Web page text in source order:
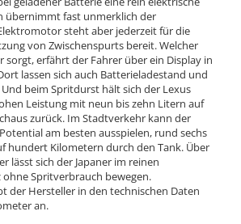
übernimmt fast unmerklich der
steht aber jederzeit für die
von Zwischenspurts bereit. Welcher
sorgt, erfährt der Fahrer über ein Display in
lassen sich auch Batterieladestand und
beim Spritdurst hält sich der Lexus
Leistung mit neun bis zehn Litern auf
zurück. Im Stadtverkehr kann der
am besten ausspielen, rund sechs
hundert Kilometern durch den Tank. Über
lässt sich der Japaner im reinen
Spritverbrauch bewegen.
der Hersteller in den technischen Daten
an.